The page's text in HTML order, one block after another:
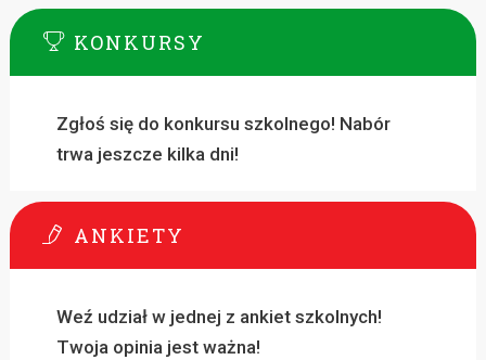
KONKURSY
Zgłoś się do konkursu szkolnego! Nabór
trwa jeszcze kilka dni!
ANKIETY
Weź udział w jednej z ankiet szkolnych!
Twoja opinia jest ważna!